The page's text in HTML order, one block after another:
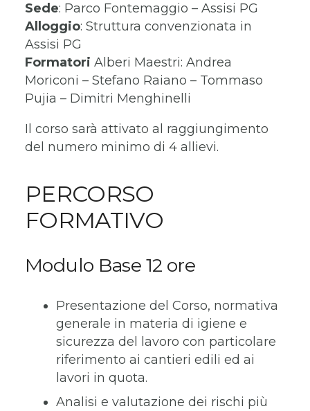
Sede: Parco Fontemaggio – Assisi PG
Alloggio: Struttura convenzionata in
Assisi PG
Formatori Alberi Maestri: Andrea
Moriconi – Stefano Raiano – Tommaso
Pujia – Dimitri Menghinelli
Il corso sarà attivato al raggiungimento
del numero minimo di 4 allievi.
PERCORSO
FORMATIVO
Modulo Base 12 ore
Presentazione del Corso, normativa
generale in materia di igiene e
sicurezza del lavoro con particolare
riferimento ai cantieri edili ed ai
lavori in quota.
Analisi e valutazione dei rischi più